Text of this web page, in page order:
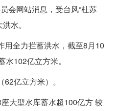
会网站消息，受台风“杜苏
水。
用全力拦蓄洪水，截至8月10
102亿立方米。
亿立方米）。
大型水库蓄水超100亿方 较